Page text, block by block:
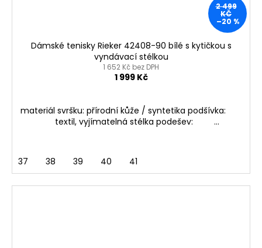
2 499
KČ
–20 %
Dámské tenisky Rieker 42408-90 bílé s kytičkou s
vyndávací stélkou
1 652 Kč bez DPH
1 999 Kč
materiál svršku: přírodní kůže / syntetika podšívka:
textil, vyjímatelná stélka podešev: ...
37 38 39 40 41